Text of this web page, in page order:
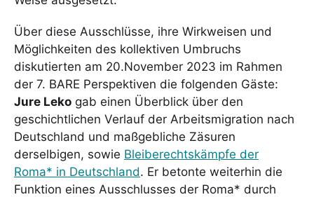
Über diese Ausschlüsse, ihre Wirkweisen und
Möglichkeiten des kollektiven Umbruchs
diskutierten am 20.November 2023 im Rahmen
der 7. BARE Perspektiven die folgenden Gäste:
Jure Leko gab einen Überblick über den
geschichtlichen Verlauf der Arbeitsmigration nach
Deutschland und maßgebliche Zäsuren
derselbigen, sowie Bleiberechtskämpfe der
Roma* in Deutschland. Er betonte weiterhin die
Funktion eines Ausschlusses der Roma* durch